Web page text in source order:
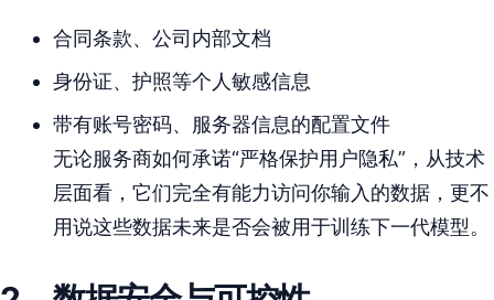
合同条款、公司内部文档
身份证、护照等个人敏感信息
带有账号密码、服务器信息的配置文件
无论服务商如何承诺“严格保护用户隐私”，从技术
层面看，它们完全有能力访问你输入的数据，更不
用说这些数据未来是否会被用于训练下一代模型。